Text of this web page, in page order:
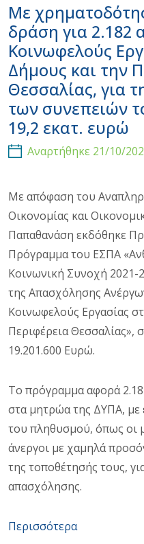
Με
δράση για 2.182
Κοινωφελούς
Δήμους και την
Θεσσαλίας, για
των συνεπειών
19,2 εκατ. ευρώ
Αναρτήθηκε 21/10/
Με απόφαση του
Οικονομίας και
Παπαθανάση εκδόθηκε
Πρόγραμμα του ΕΣΠΑ
Κοινωνική Συνοχή 2021-
της Απασχόλησης
Κοινωφελούς Εργασίας
Περιφέρεια Θεσσαλίας»,
19.201.600 Ευρώ.
Το πρόγραμμα αφορά
στα μητρώα της ΔΥΠΑ, με
του πληθυσμού, όπως οι
άνεργοι με χαμηλά
της τοποθέτησής τους,
απασχόλησης.
Περισσότερα